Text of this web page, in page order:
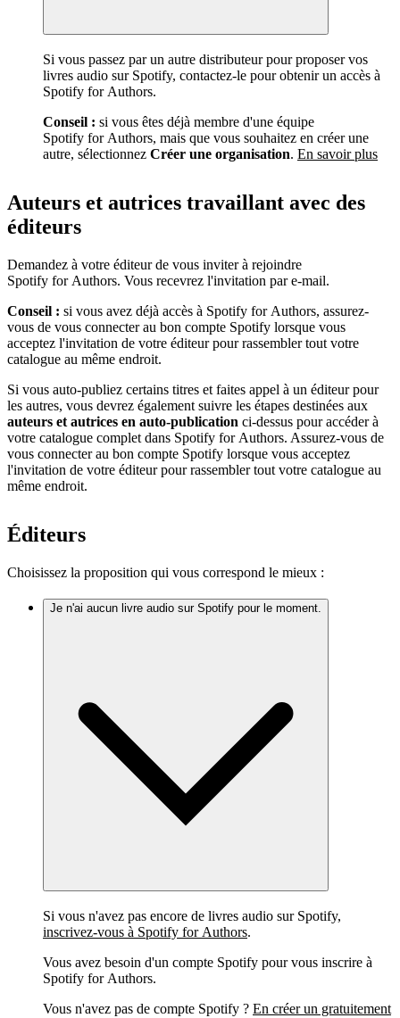
Si vous passez par un autre distributeur pour proposer vos
livres audio sur Spotify, contactez-le pour obtenir un accès à
Spotify for Authors.
Conseil : si vous êtes déjà membre d'une équipe
Spotify for Authors, mais que vous souhaitez en créer une
autre, sélectionnez Créer une organisation. En savoir plus
Auteurs et autrices travaillant avec des
éditeurs
Demandez à votre éditeur de vous inviter à rejoindre
Spotify for Authors. Vous recevrez l'invitation par e-mail.
Conseil : si vous avez déjà accès à Spotify for Authors, assurez-
vous de vous connecter au bon compte Spotify lorsque vous
acceptez l'invitation de votre éditeur pour rassembler tout votre
catalogue au même endroit.
Si vous auto-publiez certains titres et faites appel à un éditeur pour
les autres, vous devrez également suivre les étapes destinées aux
auteurs et autrices en auto-publication ci-dessus pour accéder à
votre catalogue complet dans Spotify for Authors. Assurez-vous de
vous connecter au bon compte Spotify lorsque vous acceptez
l'invitation de votre éditeur pour rassembler tout votre catalogue au
même endroit.
Éditeurs
Choisissez la proposition qui vous correspond le mieux :
Je n'ai aucun livre audio sur Spotify pour le moment.
Si vous n'avez pas encore de livres audio sur Spotify,
inscrivez-vous à Spotify for Authors.
Vous avez besoin d'un compte Spotify pour vous inscrire à
Spotify for Authors.
Vous n'avez pas de compte Spotify ? En créer un gratuitement